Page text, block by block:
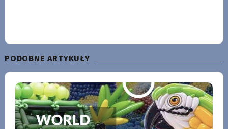
PODOBNE ARTYKUŁY